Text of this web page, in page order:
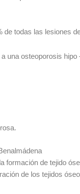
de todas las lesiones
una osteoporosis
formación de tejido
de los tejidos